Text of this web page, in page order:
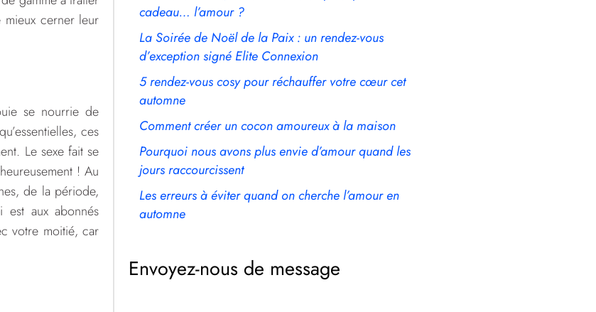
mieux cerner leur
se nourrie de
ces
Le sexe fait se
! Au
de la période,
aux abonnés
votre moitié, car
cadeau… l’amour ?
La Soirée de Noël de la Paix : un rendez-vous
d’exception signé Elite Connexion
5 rendez-vous cosy pour réchauffer votre cœur cet
automne
Comment créer un cocon amoureux à la maison
Pourquoi nous avons plus envie d’amour quand les
jours raccourcissent
Les erreurs à éviter quand on cherche l’amour en
automne
Envoyez-nous de message